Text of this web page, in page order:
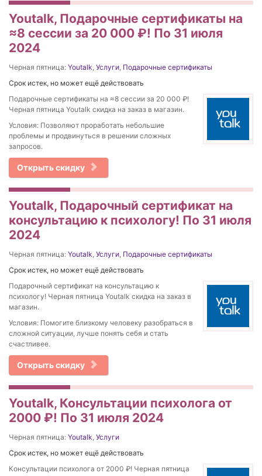
Youtalk, Подарочные сертификаты на
≈8 сессии за 20 000 ₽! По 31 июля
2024
Черная пятница: Youtalk, Услуги, Подарочные сертификаты
Срок истек, но может ещё действовать
Подарочные сертификаты на ≈8 сессии за 20 000 ₽!
Черная пятница Youtalk скидка на заказ в магазин.
Условия: Позволяют проработать небольшие
проблемы и продвинуться в решении сложных
запросов.
Открыть скидку
Youtalk, Подарочный сертификат на
консультацию к психологу! По 31 июля
2024
Черная пятница: Youtalk, Услуги, Подарочные сертификаты
Срок истек, но может ещё действовать
Подарочный сертификат на консультацию к
психологу! Черная пятница Youtalk скидка на заказ в
магазин.
Условия: Помогите близкому человеку разобраться в
сложной ситуации, лучше понять себя и стать
счастливее.
Открыть скидку
Youtalk, Консультации психолога от
2000 ₽! По 31 июля 2024
Черная пятница: Youtalk, Услуги
Срок истек, но может ещё действовать
Консультации психолога от 2000 ₽! Черная пятница